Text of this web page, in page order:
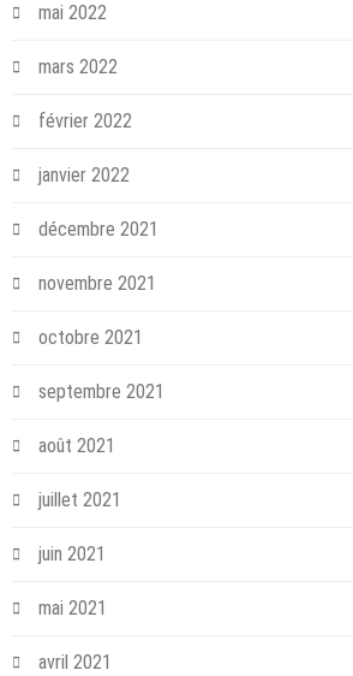
mai 2022
mars 2022
février 2022
janvier 2022
décembre 2021
novembre 2021
octobre 2021
septembre 2021
août 2021
juillet 2021
juin 2021
mai 2021
avril 2021